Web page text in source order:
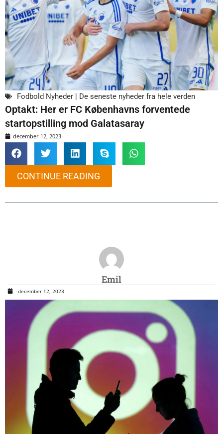
Fodbold Nyheder | De seneste nyheder fra hele verden
Optakt: Her er FC Københavns forventede
startopstilling mod Galatasaray
december 12, 2023
CONTINUE READING
Emil
december 12, 2023